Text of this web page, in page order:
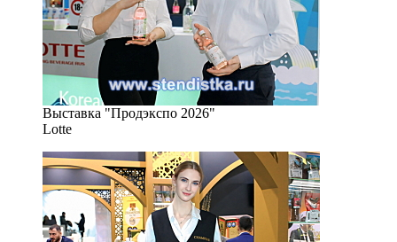
Выставка "Продэкспо 2026"
Lotte